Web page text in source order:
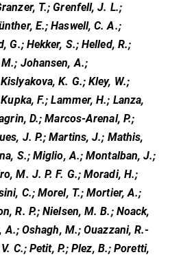
T.; Grenfell, J. L.;
E.; Haswell, C. A.;
G.; Hekker, S.; Helled, R.;
Johansen, A.;
K. G.; Kley, W.;
F.; Lammer, H.; Lanza,
D.; Marcos-Arenal, P.;
J. P.; Martins, J.; Mathis,
S.; Miglio, A.; Montalban, J.;
M. J. P. F. G.; Moradi, H.;
C.; Morel, T.; Mortier, A.;
R. P.; Nielsen, M. B.; Noack,
Oshagh, M.; Ouazzani, R.-
C.; Petit, P.; Plez, B.; Poretti,